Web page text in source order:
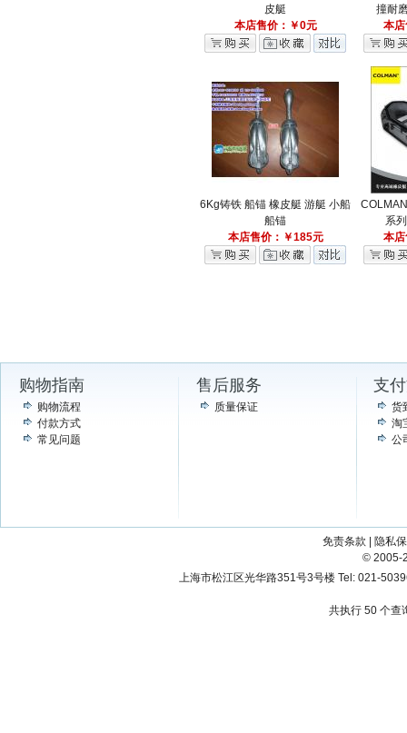
皮艇
本店售价：￥0元
撞耐
本
6Kg铸铁 船锚 橡皮艇 游艇 小船
船锚
本店售价：￥185元
系
本
购物指南
购物流程
付款方式
常见问题
售后服务
质量保证
支
货
淘
公
免责条款
隐私
© 2005-
上海市松江区光华路351号3号楼 Tel: 021-
共执行 50 个查